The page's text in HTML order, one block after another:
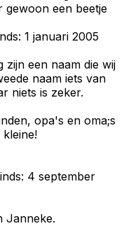
gewoon een beetje
1 januari 2005
zijn een naam die wij
naam iets van
niets is zeker.
opa's en oma;s
4 september
Janneke.